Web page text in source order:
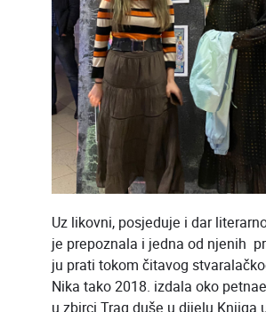
Uz likovni, posjeduje i dar
je prepoznala i jedna od njenih
ju prati tokom čitavog
Nika tako 2018. izdala oko